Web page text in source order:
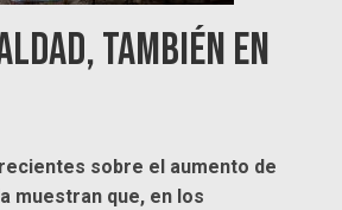
también en
sobre el aumento de
muestran que, en los